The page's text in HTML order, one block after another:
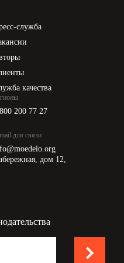
служба
качества
200 77 27
для связи
дом 12,